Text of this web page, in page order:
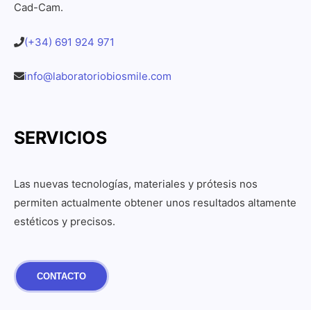
Cad-Cam.
(+34) 691 924 971
info@laboratoriobiosmile.com
SERVICIOS
Las nuevas tecnologías, materiales y prótesis nos
permiten actualmente obtener unos resultados altamente
estéticos y precisos.
CONTACTO